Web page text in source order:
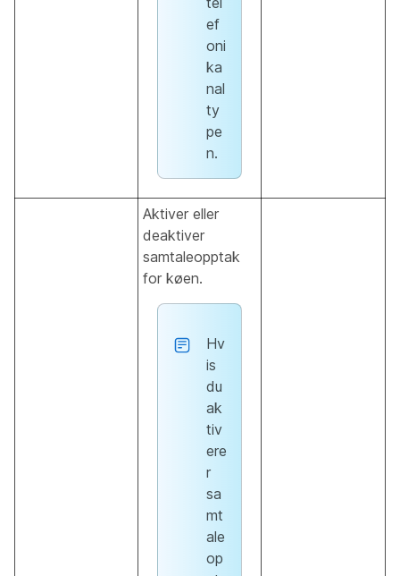
ef
oni
ka
nal
ty
pe
n.
Aktiver eller
deaktiver
samtaleopptak
for køen.
Hv
is
du
ak
tiv
ere
r
sa
mt
ale
op